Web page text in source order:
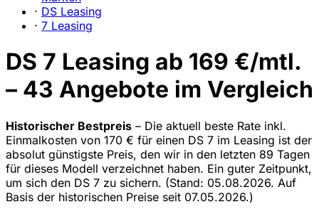
· DS Leasing
· 7 Leasing
DS 7 Leasing ab 169 €/mtl.
– 43 Angebote im Vergleich
Historischer Bestpreis – Die aktuell beste Rate inkl.
Einmalkosten von 170 € für einen DS 7 im Leasing ist der
absolut günstigste Preis, den wir in den letzten 89 Tagen
für dieses Modell verzeichnet haben. Ein guter Zeitpunkt,
um sich den DS 7 zu sichern. (Stand: 05.08.2026. Auf
Basis der historischen Preise seit 07.05.2026.)